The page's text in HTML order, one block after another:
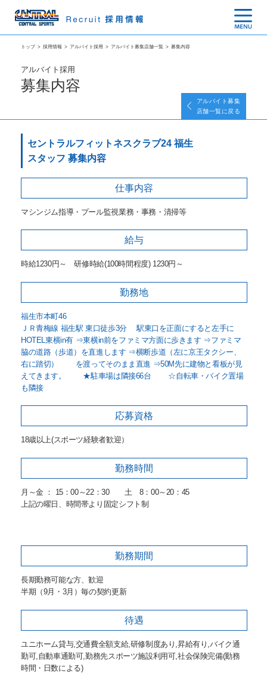
トップ > 採用情報 > アルバイト採用 > アルバイト募集店舗一覧 > 募集内容
アルバイト採用
募集内容
アルバイト募集
店舗一覧に戻る
セントラルフィットネスクラブ24 福生
スタッフ 募集内容
仕事内容
マシンジム指導・プール監視業務・事務・清掃等
給与
時給1230円～ 研修時給(100時間程度) 1230円～
勤務地
福生市本町46
ＪＲ青梅線 福生駅 東口徒歩3分 駅東口を正面にすると左手に
HOTEL東横in有 ⇒東横in前をファミマ方面に歩きます ⇒ファミマ
脇の道路（歩道）を直進します ⇒横断歩道（左に京王タクシー、
右に踏切） を渡ってそのまま直進 ⇒50M先に建物と看板が見
えてきます。 ★駐車場は隣接66台 ☆自転車・バイク置場
も隣接
応募資格
18歳以上(スポーツ経験者歓迎）
勤務時間
月～金 ： 15：00～22：30 土 8：00～20：45
上記の曜日、時間帯より固定シフト制
勤務期間
長期勤務可能な方、歓迎
半期（9月・3月）毎の契約更新
待遇
ユニホーム貸与,交通費全額支給,研修制度あり,昇給有り,バイク通
勤可,自動車通勤可,勤務先スポーツ施設利用可,社会保険完備(勤務
時間・日数による)